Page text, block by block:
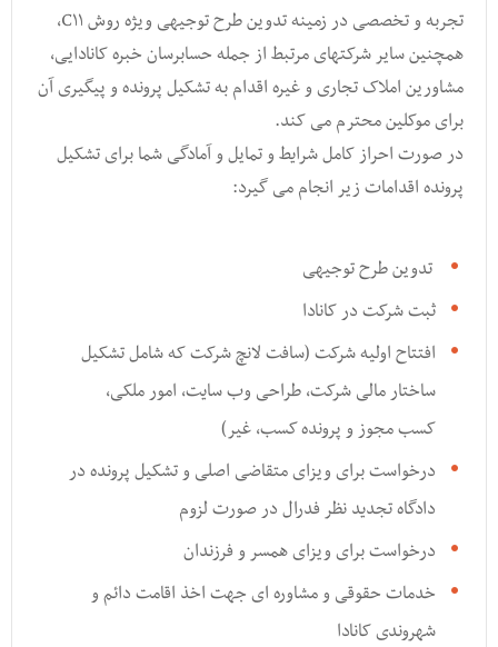
تجربه و تخصصی در زمینه تدوین طرح توجیهی ویژه روش C۱۱,
همچنین سایر شرکتهای مرتبط از جمله حسابرسان خبره کانادایی,
مشاورین املاک تجاری و غیره اقدام به تشکیل پرونده و پیگیری آن
برای موکلین محترم می کند.
در صورت احراز کامل شرایط و تمایل و آمادگی شما برای تشکیل
پرونده اقدامات زیر انجام می گیرد:
تدوین طرح توجیهی
ثبت شرکت در کانادا
افتتاح اولیه شرکت (سافت لانچ شرکت که شامل تشکیل
ساختار مالی شرکت, طراحی وب سایت, امور ملکی,
کسب مجوز و پرونده کسب, غیر)
درخواست برای ویزای متقاضی اصلی و تشکیل پرونده در
دادگاه تجدید نظر فدرال در صورت لزوم
درخواست برای ویزای همسر و فرزندان
خدمات حقوقی و مشاوره ای جهت اخذ اقامت دائم و
شهروندی کانادا